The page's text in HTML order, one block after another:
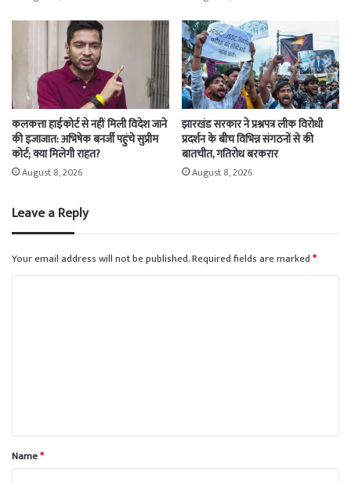
कलकत्ता हाईकोर्ट से नहीं मिली विदेश जाने
की इजाजात: अभिषेक बनर्जी पहुंचे सुप्रीम
कोर्ट; क्या मिलेगी राहत?
August 8, 2026
झारखंड सरकार ने प्रश्नपत्र लीक विरोधी
प्रदर्शन के बीच विभिन्न संगठनों से की
बातचीत, गतिरोध बरकरार
August 8, 2026
Leave a Reply
Your email address will not be published.Required fields are marked*
*
Name*